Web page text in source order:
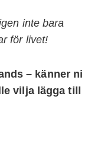
inte bara
för livet!
– känner ni
vilja lägga till